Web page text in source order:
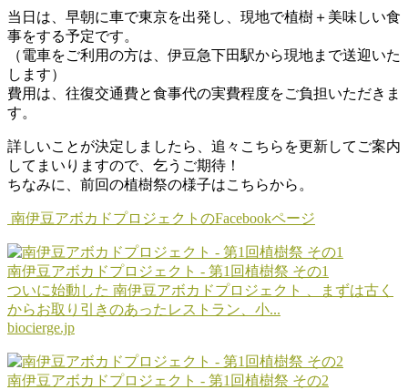
当日は、早朝に車で東京を出発し、現地で植樹＋美味しい食
事をする予定です。
（電車をご利用の方は、伊豆急下田駅から現地まで送迎いた
します）
費用は、往復交通費と食事代の実費程度をご負担いただきま
す。
詳しいことが決定しましたら、追々こちらを更新してご案内
してまいりますので、乞うご期待！
ちなみに、前回の植樹祭の様子はこちらから。
南伊豆アボカドプロジェクトのFacebookページ
南伊豆アボカドプロジェクト - 第1回植樹祭 その1
ついに始動した 南伊豆アボカドプロジェクト 、まずは古く
からお取り引きのあったレストラン、小...
biocierge.jp
南伊豆アボカドプロジェクト - 第1回植樹祭 その2